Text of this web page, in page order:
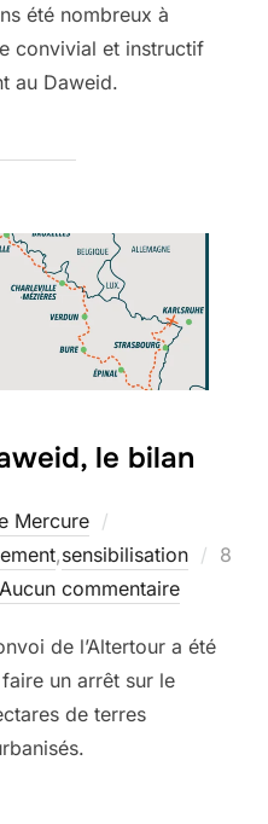
été nombreux à
convivial et instructif
au Daweid.
le bilan
Mercure
,sensibilisation
8
Aucun commentaire
de l’Altertour a été
un arrêt sur le
de terres